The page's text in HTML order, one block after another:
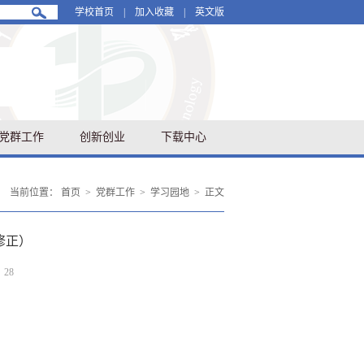
学校首页 加入收藏 英文版
群工作 创新创业 下载中心
当前位置： 首页 > 党群工作 > 学习园地 > 正文
）
28